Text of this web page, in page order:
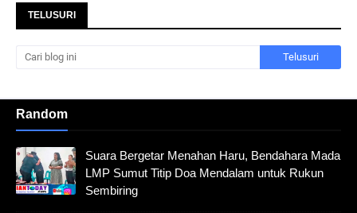
TELUSURI
Random
Suara Bergetar Menahan Haru, Bendahara Mada
LMP Sumut Titip Doa Mendalam untuk Rukun
Sembiring